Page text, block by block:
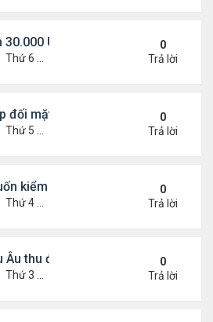
30.000 USD mỗi tháng mới đủ trả
Thứ 6 Tháng 8 22, 2025 3:47 pm
0
Trả lời
đối mặt đợt nắng nóng hơn 43 độ C
Thứ 5 Tháng 8 21, 2025 4:58 pm
0
Trả lời
kiểm soát toàn bộ vùng Donbass
Thứ 4 Tháng 8 20, 2025 4:44 pm
0
Trả lời
Âu thu được gì từ cuộc họp với
Thứ 3 Tháng 8 19, 2025 4:34 pm
0
Trả lời